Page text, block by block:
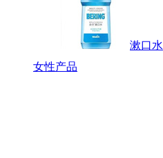
漱口水
女性产品